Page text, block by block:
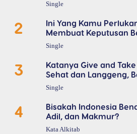
Single
2
Ini Yang Kamu
Membuat Keputusan
Single
3
Katanya Give and
Sehat dan Langgeng,
Single
4
Bisakah Indonesia
Adil, dan Makmur?
Kata Alkitab